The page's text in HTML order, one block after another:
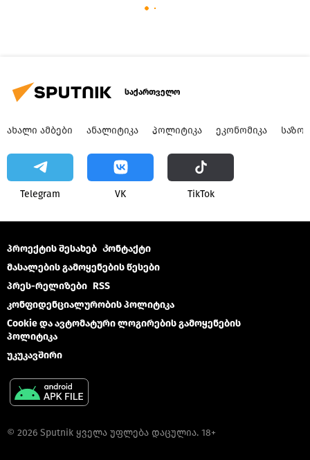
საქართველო
ᲐᲮᲐᲚᲘ ᲐᲛᲑᲔᲑᲘ ᲐᲜᲐᲚᲘᲢᲘᲙᲐ ᲞᲝᲚᲘᲢᲘᲙᲐ ᲔᲙᲝᲜᲝᲛᲘᲙᲐ
Telegram VK ТikТоk
პროექტის შესახებ Კონტაქტი
მასალების გამოყენების წესები
პრეს-რელიზები RSS
კონფიდენციალურობის პოლიტიკა
Cookie და ავტომატური ლოგირების გამოყენების
პოლიტიკა
უკუკავშირი
© 2026 Sputnik ყველა უფლება დაცულია. 18+